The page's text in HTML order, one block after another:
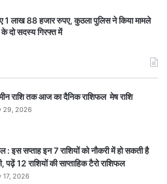
1 लाख 88 हजार रुपए, कुठला पुलिस ने किया मामले
के दो सदस्य गिरफ्त में
राशि तक आज का दैनिक राशिफल मेष राशि
29, 2026
: इस सप्ताह इन 7 राशियों को नौकरी में हो सकती है
पढ़ें 12 राशियों की साप्ताहिक टैरो राशिफल
17, 2026